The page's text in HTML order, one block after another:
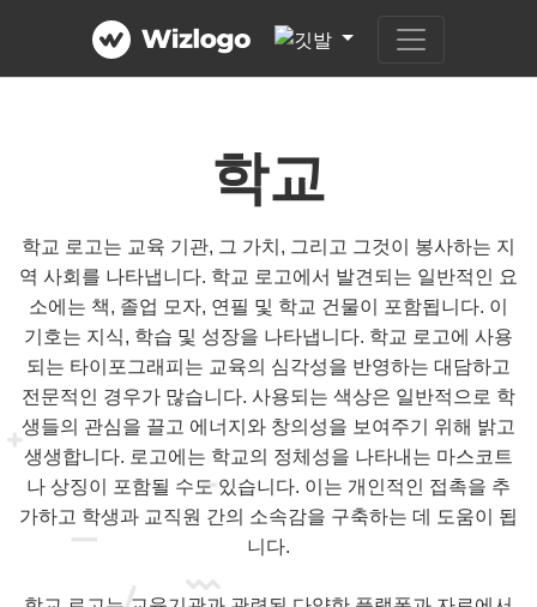
학교
학교 로고는 교육 기관, 그 가치, 그리고 그것이 봉사하는 지
역 사회를 나타냅니다. 학교 로고에서 발견되는 일반적인 요
소에는 책, 졸업 모자, 연필 및 학교 건물이 포함됩니다. 이
기호는 지식, 학습 및 성장을 나타냅니다. 학교 로고에 사용
되는 타이포그래피는 교육의 심각성을 반영하는 대담하고
전문적인 경우가 많습니다. 사용되는 색상은 일반적으로 학
생들의 관심을 끌고 에너지와 창의성을 보여주기 위해 밝고
생생합니다. 로고에는 학교의 정체성을 나타내는 마스코트
나 상징이 포함될 수도 있습니다. 이는 개인적인 접촉을 추
가하고 학생과 교직원 간의 소속감을 구축하는 데 도움이 됩
니다.